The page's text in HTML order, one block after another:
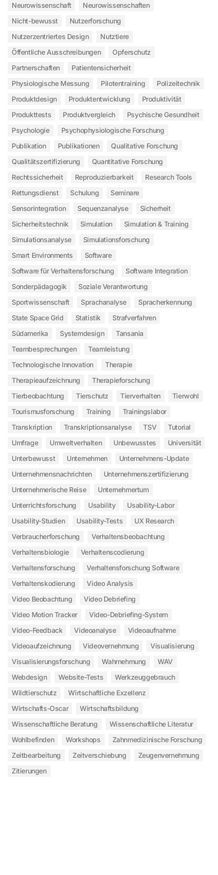
Neurowissenschaft
Neurowissenschaften
Nicht-bewusst
Nutzerforschung
Nutzerzentriertes Design
Nutztiere
Öffentliche Ausschreibungen
Opferschutz
Partnerschaften
Patientensicherheit
Physiologische Messung
Pilotentraining
Polizeitechnik
Produktdesign
Produktentwicklung
Produktivität
Produkttests
Produktvergleich
Psychische Gesundheit
Psychologie
Psychophysiologische Forschung
Publikation
Publikationen
Qualitative Forschung
Qualitätszertifizierung
Quantitative Forschung
Rechtssicherheit
Reproduzierbarkeit
Research Tools
Rettungsdienst
Schulung
Seminare
Sensorintegration
Sequenzanalyse
Sicherheit
Sicherheitstechnik
Simulation
Simulation & Training
Simulationsanalyse
Simulationsforschung
Smart Environments
Software
Software für Verhaltensforschung
Software Integration
Sonderpädagogik
Soziale Verantwortung
Sportwissenschaft
Sprachanalyse
Spracherkennung
State Space Grid
Statistik
Strafverfahren
Südamerika
Systemdesign
Tansania
Teambesprechungen
Teamleistung
Technologische Innovation
Therapie
Therapieaufzeichnung
Therapieforschung
Tierbeobachtung
Tierschutz Tierverhalten
Tierwohl
Tourismusforschung
Training
Trainingslabor
Transkription
Transkriptionsanalyse TSV
Tutorial
Umfrage
Umweltverhalten Unbewusstes
Universität
Unterbewusst
Unternehmen
Unternehmens-Update
Unternehmensnachrichten
Unternehmenszertifizierung
Unternehmerische Reise
Unternehmertum
Unterrichtsforschung
Usability
Usability-Labor
Usability-Studien
Usability-Tests
UX Research
Verbraucherforschung
Verhaltensbeobachtung
Verhaltensbiologie
Verhaltenscodierung
Verhaltensforschung
Verhaltensforschung Software
Verhaltenskodierung
Video Analysis
Video Beobachtung
Video Debriefing
Video Motion Tracker
Video-Debriefing-System
Video-Feedback
Videoanalyse
Videoaufnahme
Videoaufzeichnung
Videovernehmung
Visualisierung
Visualisierungsforschung
Wahrnehmung
WAV
Webdesign
Website-Tests
Werkzeuggebrauch
Wildtierschutz
Wirtschaftliche Exzellenz
Wirtschafts-Oscar
Wirtschaftsbildung
Wissenschaftliche Beratung
Wissenschaftliche Literatur
Wohlbefinden
Workshops
Zahnmedizinische Forschung
Zeitbearbeitung
Zeitverschiebung
Zeugenvernehmung
Zitierungen